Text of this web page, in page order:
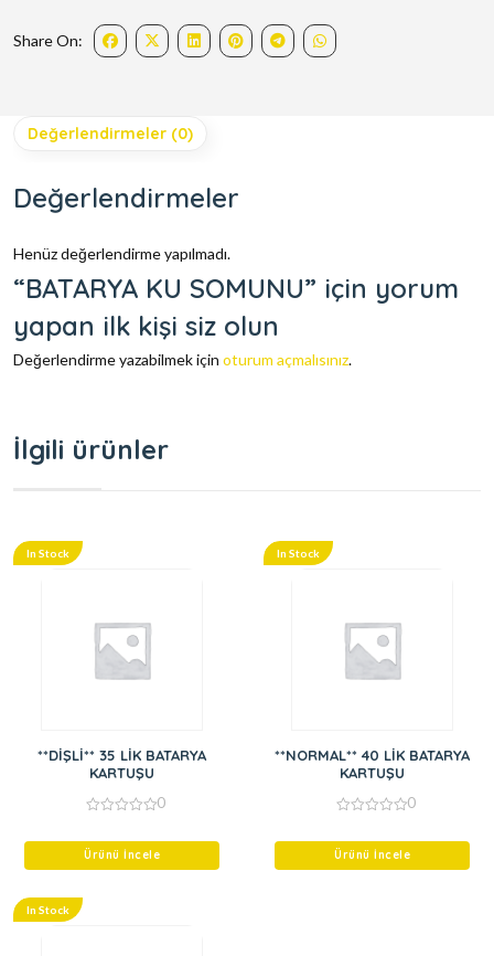
Share On:
Değerlendirmeler (0)
Değerlendirmeler
Henüz değerlendirme yapılmadı.
“BATARYA KU SOMUNU” için yorum
yapan ilk kişi siz olun
Değerlendirme yazabilmek için oturum açmalısınız.
İlgili ürünler
In Stock
**DİŞLİ** 35 LİK BATARYA
KARTUŞU
of
0
Ürünü İncele
In Stock
**NORMAL** 40 LİK BATARYA
KARTUŞU
of
0
Ürünü İncele
In Stock